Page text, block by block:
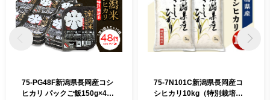
75-PG48F新潟県長岡産コシ
ヒカリ パックご飯150g×48
75-7N101C新潟県長岡産コ
シヒカリ10kg（特別栽培